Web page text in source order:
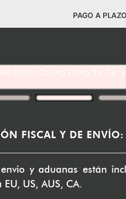
PAGO A
FISCAL Y DE ENVÍO:
y aduanas están
US, AUS, CA.